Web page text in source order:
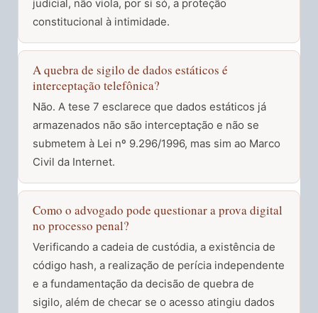
judicial, não viola, por si só, a proteção
constitucional à intimidade.
A quebra de sigilo de dados estáticos é
interceptação telefônica?
Não. A tese 7 esclarece que dados estáticos já
armazenados não são interceptação e não se
submetem à Lei nº 9.296/1996, mas sim ao Marco
Civil da Internet.
Como o advogado pode questionar a prova digital
no processo penal?
Verificando a cadeia de custódia, a existência de
código hash, a realização de perícia independente
e a fundamentação da decisão de quebra de
sigilo, além de checar se o acesso atingiu dados